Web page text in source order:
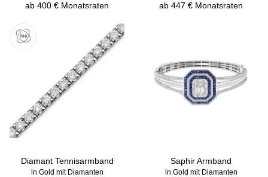
ab 400 € Monatsraten
ab 447 € Monatsraten
Diamant Tennisarmband
in Gold mit Diamanten
Saphir Armband
in Gold mit Diamanten